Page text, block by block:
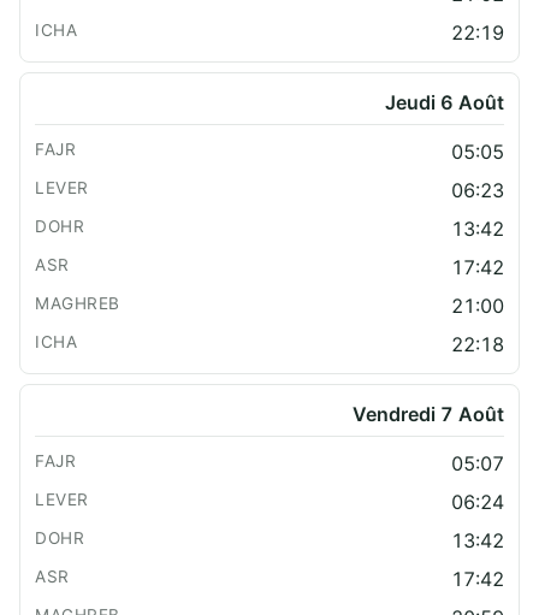
22:19
Jeudi 6 Août
05:05
06:23
13:42
17:42
21:00
22:18
Vendredi 7 Août
05:07
06:24
13:42
17:42